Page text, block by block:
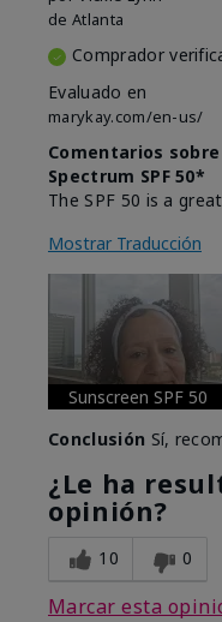
de Atlanta
Comprador
Evaluado en
marykay.com/en-us/
Comentarios
Spectrum SPF 50*
The SPF 50 is a
Mostrar Traducción
Sunscreen SPF 50
Conclusión Sí,
¿Le ha
opinión?
10 0
Marcar esta